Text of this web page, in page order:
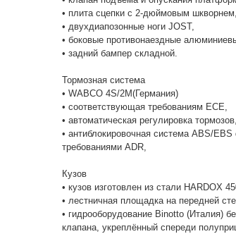
• плита сцепки с 2-дюймовым шкворнем,
• двухдиапозонные ноги JOST,
• боковые противонаездные
• задний бампер складной.
Тормозная система
• WABCO 4S/2M(Германия)
• соответствующая требованиям ECE,
• автоматическая регулировка тормозов,
• антиблокировочная система ABS/EBS
требованиями ADR,
Кузов
• кузов изготовлен из стали HARDOX
• лестничная площадка на передней
• гидрооборудование Binotto (Италия)
клапана, укреплённый спереди